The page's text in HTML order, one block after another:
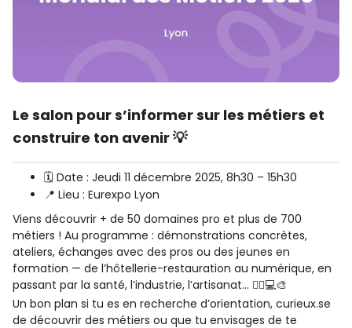
Le salon pour s’informer sur les métiers et
construire ton avenir 💡
🗓️ Date : Jeudi 11 décembre 2025, 8h30 – 15h30
📍 Lieu : Eurexpo Lyon
Viens découvrir + de 50 domaines pro et plus de 700
métiers ! Au programme : démonstrations concrètes,
ateliers, échanges avec des pros ou des jeunes en
formation — de l’hôtellerie-restauration au numérique, en
passant par la santé, l’industrie, l’artisanat… 👷‍♂️💻🎨
Un bon plan si tu es en recherche d’orientation, curieux.se
de découvrir des métiers ou que tu envisages de te